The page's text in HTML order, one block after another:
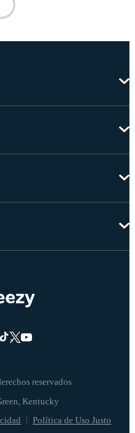
reservados
Política de Uso Justo